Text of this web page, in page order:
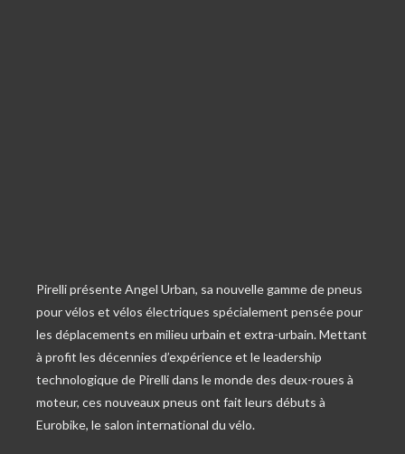
Pirelli présente Angel Urban, sa nouvelle gamme de pneus
pour vélos et vélos électriques spécialement pensée pour
les déplacements en milieu urbain et extra-urbain. Mettant
à profit les décennies d’expérience et le leadership
technologique de Pirelli dans le monde des deux-roues à
moteur, ces nouveaux pneus ont fait leurs débuts à
Eurobike, le salon international du vélo.